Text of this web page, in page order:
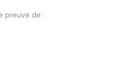
preuve de :